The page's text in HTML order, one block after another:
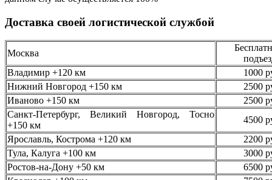
Доставка своей логистической службой
Москва
Владимир +120 км
1000
Нижний Новгород +150 км
2500
Иваново +150 км
2500
Санкт-Петербург, Великий Новгород, Тосно
+150 км
4500
Ярославль, Кострома +120 км
2200
Тула, Калуга +100 км
3000
Ростов-на-Дону +50 км
6500